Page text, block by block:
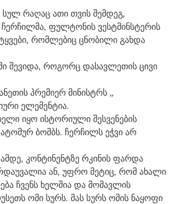
რაღაც ათი თვის შემდეგ,
ფულტონის ვესტმინსტერის
რომლებიც ცნობილი გახდა
შევიდა, როგორც დასავლეთის ცივი
პრემიერ მინისტრს „
ელემენტია.
იყო ისტორიული შესვენების
ბომბს. ჩერჩილს ეჭვი არ
კონტინენტზე რკინის ფარდა
ან, უფრო მეტიც, რომ ახალი
ჩვენს ხელშია და მომავლის
ომი სურს. მას სურს ომის ნაყოფი